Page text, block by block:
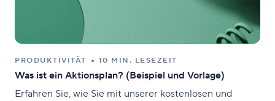
PRODUKTIVITÄT 10 MIN. LESEZEIT
Was ist ein Aktionsplan? (Beispiel und Vorlage)
Erfahren Sie, wie Sie mit unserer kostenlosen und